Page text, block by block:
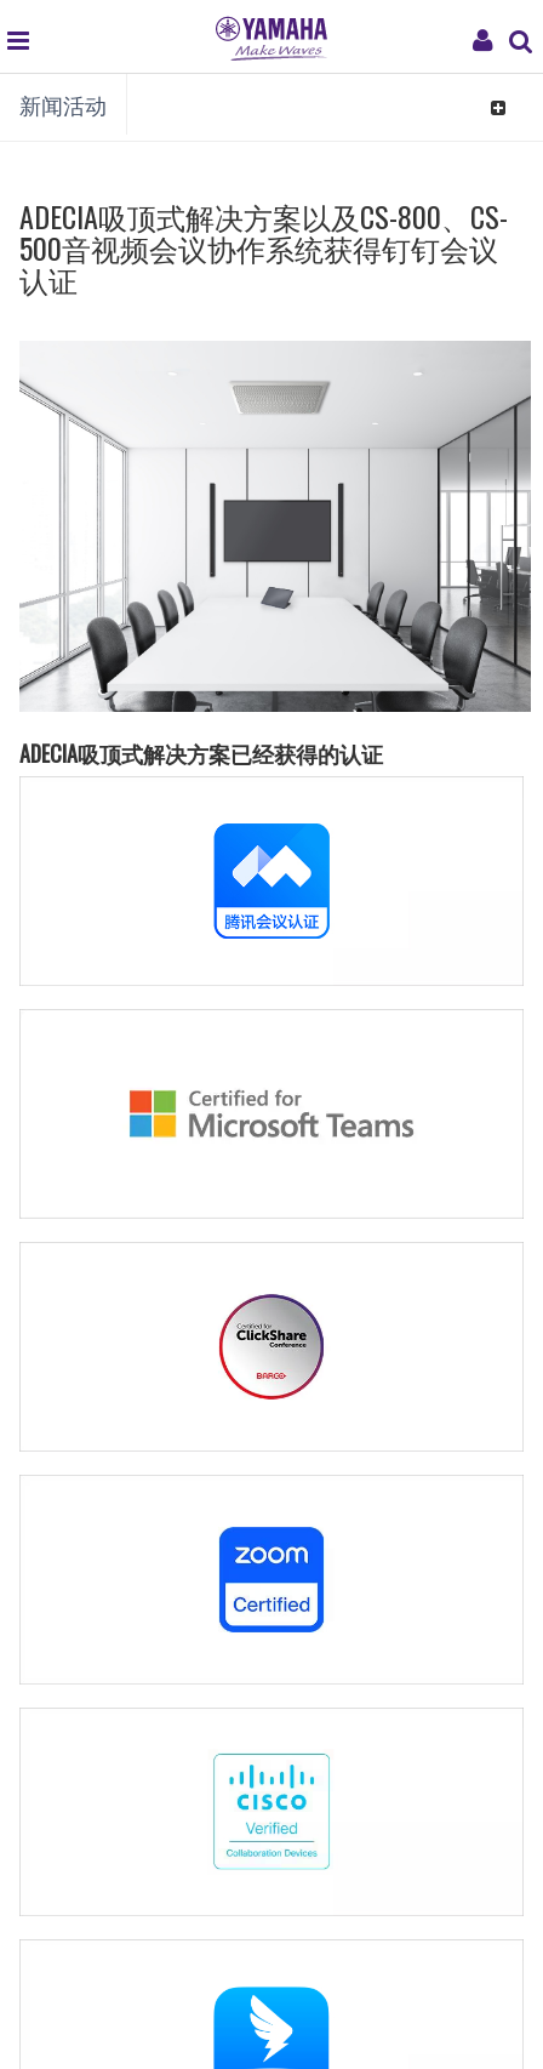
My
global
navigation
新闻活动
Toggle
ADECIA吸顶式解决方案以及CS-800、CS-
500音视频会议协作系统获得钉钉会议
认证
ADECIA吸顶式解决方案已经获得的认证